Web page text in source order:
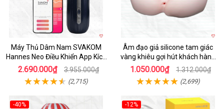
Máy Thủ Dâm Nam SVAKOM
Hannes Neo Điều Khiển App Kích
Thích
2.690.000₫ 3.955.000₫
(2,715)
Âm đạo giả silicone tam giác
vàng khiêu gợi hút khách hàng
nam
1.050.000₫ 1.312.000₫
(2,699)
-40%
-12%